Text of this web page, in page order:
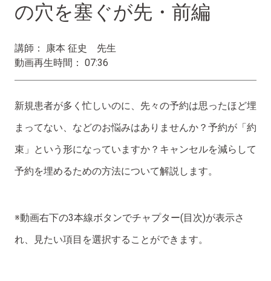
の穴を塞ぐが先・前編
講師： 康本 征史 先生
動画再生時間： 07:36
新規患者が多く忙しいのに、先々の予約は思ったほど埋
まってない、などのお悩みはありませんか？予約が「約
束」という形になっていますか？キャンセルを減らして
予約を埋めるための方法について解説します。
※動画右下の3本線ボタンでチャプター(目次)が表示さ
れ、見たい項目を選択することができます。